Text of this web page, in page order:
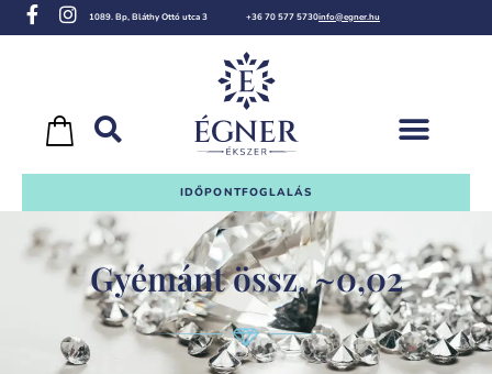
1089. Bp, Bláthy Ottó utca 3 +36 70 577 5730info@egner.hu
IDŐPONTFOGLALÁS
Gyémánt össz. ~0,02